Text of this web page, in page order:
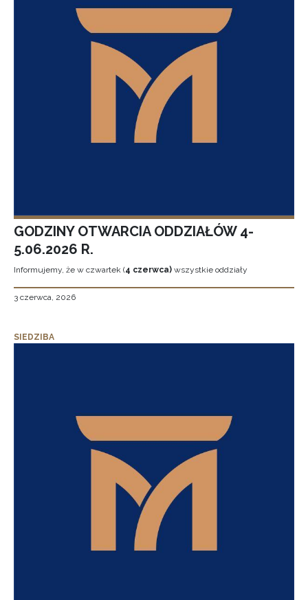
GODZINY OTWARCIA ODDZIAŁÓW 4-
5.06.2026 R.
Informujemy, że w czwartek (4 czerwca) wszystkie oddziały
3 czerwca, 2026
SIEDZIBA